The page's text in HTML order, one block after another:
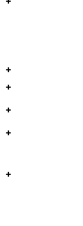
+
+
+
+
+